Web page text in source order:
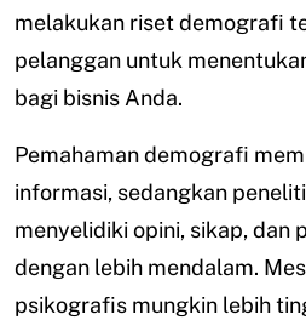
melakukan riset demografi
pelanggan untuk
bagi bisnis Anda.
Pemahaman demografi
informasi, sedangkan
menyelidiki opini, sikap, dan
dengan lebih mendalam.
psikografis mungkin lebih